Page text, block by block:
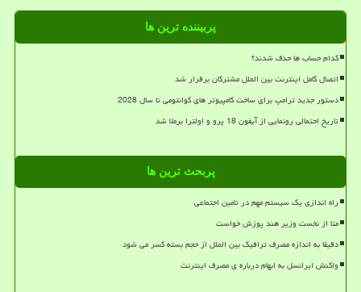
پربیننده ترین ها
کدام حساب ها حذف شدند؟
اتصال کامل اینترنت بین الملل مشترکان برقرار شد
دستور جدید ترامپ برای ساخت کامپیوتر های کوانتومی تا سال 2028
تاریخ احتمالی رونمایی از آیفون 18 پرو و اولترا برملا شد
پربحث ترین ها
راه اندازی یک سیستم مهم در تامین اجتماعی
متا از نخست وزیر هند پوزش خواست
دقیقا به اندازه مصرف ترافیک بین الملل از حجم بسته کسر می شود
واکنش ایرانسل به ابهام درباره ی مصرف اینترنت